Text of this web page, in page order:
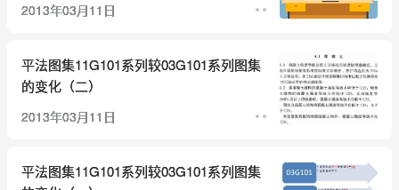
2013年03月11日
平法图集11G101系列较03G101系列图集
的变化（二）
2013年03月11日
平法图集11G101系列较03G101系列图集